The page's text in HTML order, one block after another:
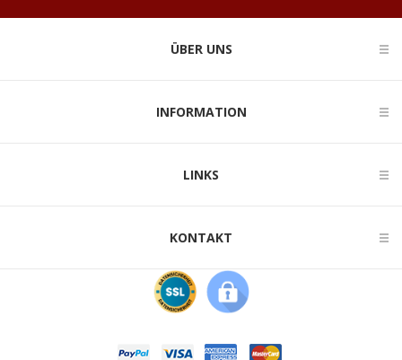
ÜBER UNS
INFORMATION
LINKS
KONTAKT